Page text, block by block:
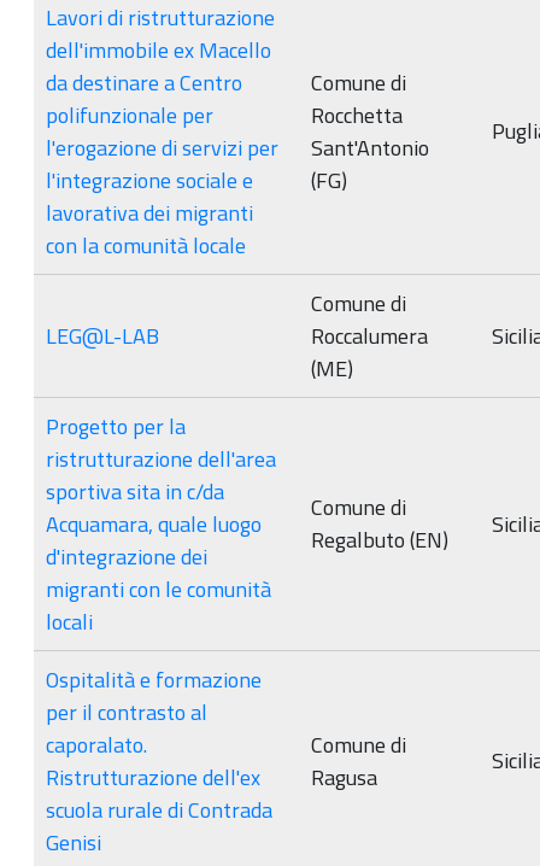
Lavori di ristrutturazione
dell'immobile ex Macello
da destinare a Centro
polifunzionale per
l'erogazione di servizi per
l'integrazione sociale e
lavorativa dei migranti
con la comunità locale
Comune di
Rocchetta
Sant'Antonio
(FG)
LEG@L-LAB
Comune di
Roccalumera
(ME)
Progetto per la
ristrutturazione dell'area
sportiva sita in c/da
Acquamara, quale luogo
d'integrazione dei
migranti con le comunità
locali
Comune di
Regalbuto (EN)
Ospitalità e formazione
per il contrasto al
caporalato.
Ristrutturazione dell'ex
scuola rurale di Contrada
Genisi
Comune di
Ragusa